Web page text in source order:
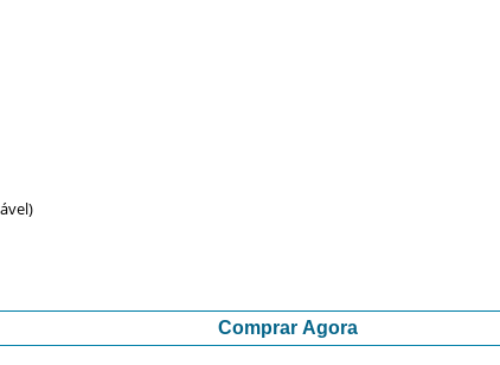
Comprar Agora